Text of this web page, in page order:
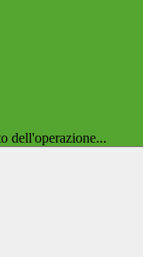
dell'operazione...